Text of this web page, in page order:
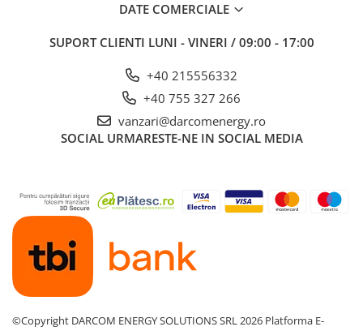
DATE COMERCIALE
SUPORT CLIENTI LUNI - VINERI / 09:00 - 17:00
+40 215556332
+40 755 327 266
vanzari@darcomenergy.ro
SOCIAL URMARESTE-NE IN SOCIAL MEDIA
©Copyright DARCOM ENERGY SOLUTIONS SRL 2026 Platforma E-